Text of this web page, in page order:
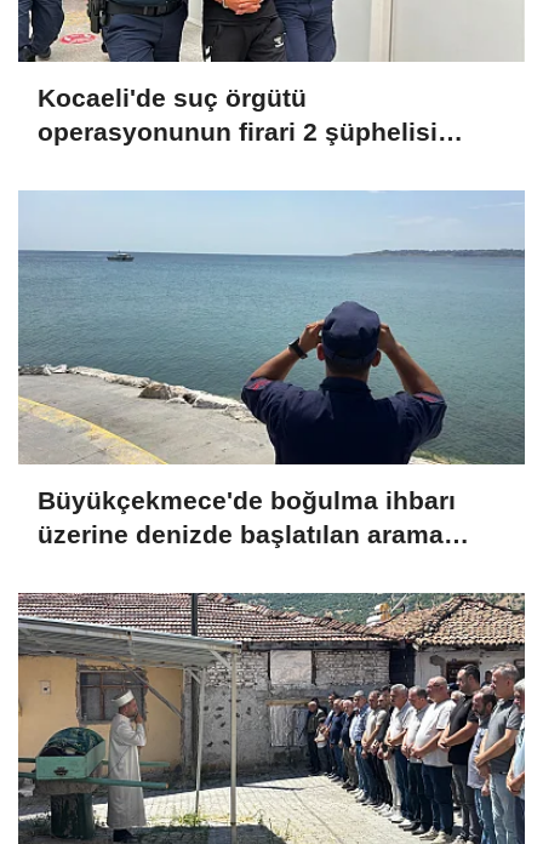
Kocaeli'de suç örgütü
operasyonunun firari 2 şüphelisi
Büyükçekmece'de boğulma ihbarı
üzerine denizde başlatılan arama